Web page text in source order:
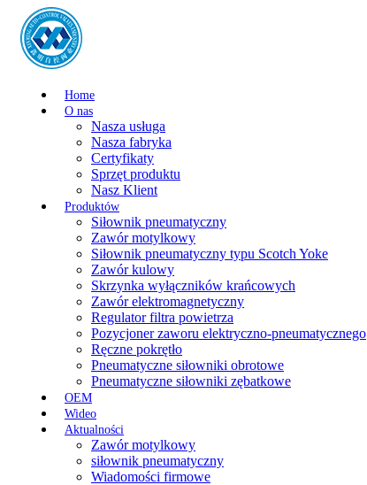
Home
O nas
Nasza usługa
Nasza fabryka
Certyfikaty
Sprzęt produktu
Nasz Klient
Produktów
Siłownik pneumatyczny
Zawór motylkowy
Siłownik pneumatyczny typu Scotch Yoke
Zawór kulowy
Skrzynka wyłączników krańcowych
Zawór elektromagnetyczny
Regulator filtra powietrza
Pozycjoner zaworu elektryczno-pneumatycznego
Ręczne pokrętło
Pneumatyczne siłowniki obrotowe
Pneumatyczne siłowniki zębatkowe
OEM
Wideo
Aktualności
Zawór motylkowy
siłownik pneumatyczny
Wiadomości firmowe